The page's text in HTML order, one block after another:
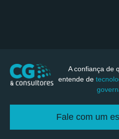
A confiança de
entende de
Fale com um